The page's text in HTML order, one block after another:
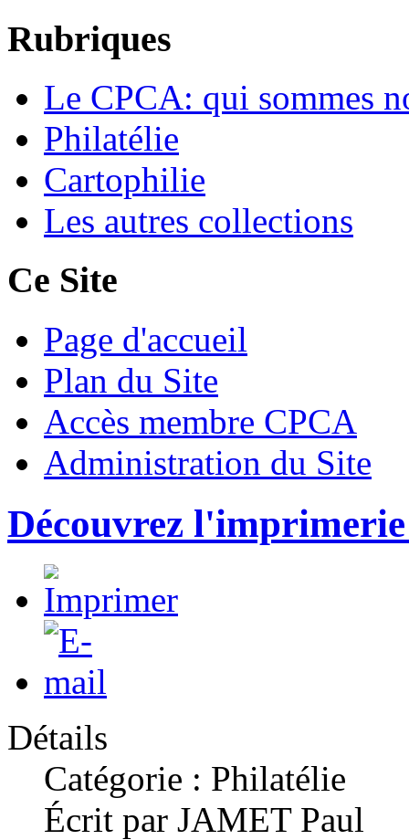
Rubriques
Le CPCA: qui sommes
Philatélie
Cartophilie
Les autres collections
Ce Site
Page d'accueil
Plan du Site
Accès membre CPCA
Administration du Site
Découvrez
Détails
Catégorie : Philatélie
Écrit par JAMET Paul